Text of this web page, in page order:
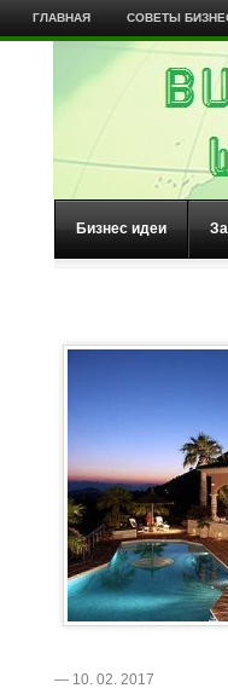
ГЛАВНАЯ СОВЕТЫ
Бизнес идеи
— 10. 02. 2017